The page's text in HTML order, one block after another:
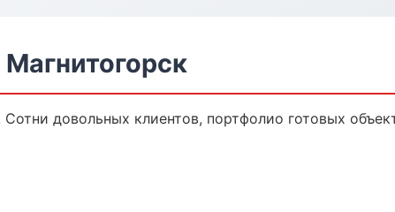
довольных клиентов, портфолио готовых